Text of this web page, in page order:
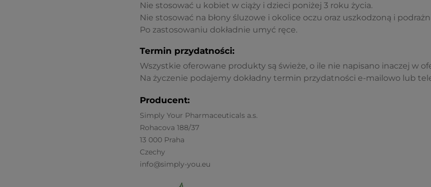
Nie stosować u kobiet w ciąży i dzieci poniżej 3 roku życia.
Nie stosować na błony śluzowe i okolice oczu oraz uszkodzoną i
Po zastosowaniu dokładnie umyć ręce.
Termin przydatności:
Wszystkie oferowane produkty są świeże, o ile nie napisano inaczej w
Na życzenie podajemy dokładny termin przydatności e-mailowo lub
Producent:
Simply Your Pharmaceuticals a.s.
Rohacova 188/37
13 000 Praha
Czechy
info@simply-you.eu